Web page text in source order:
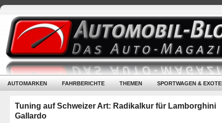
AUTOMARKEN FAHRBERICHTE THEMEN SPORTWAGEN &
Tuning auf Schweizer Art: Radikalkur für Lamborghini
Gallardo